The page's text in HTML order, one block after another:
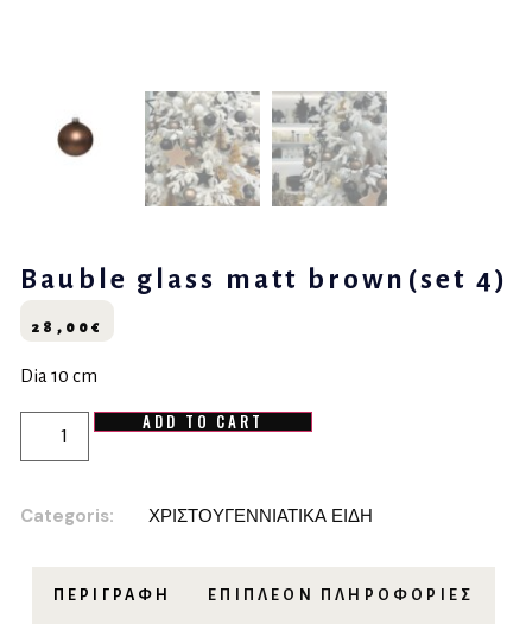
Bauble glass matt brown(set 4)
28,00€
Dia 10 cm
ADD TO CART
Categoris: ΧΡΙΣΤΟΥΓΕΝΝΙΑΤΙΚΑ ΕΙΔΗ
ΠΕΡΙΓΡΑΦΉ ΕΠΙΠΛΈΟΝ ΠΛΗΡΟΦΟΡΊΕΣ